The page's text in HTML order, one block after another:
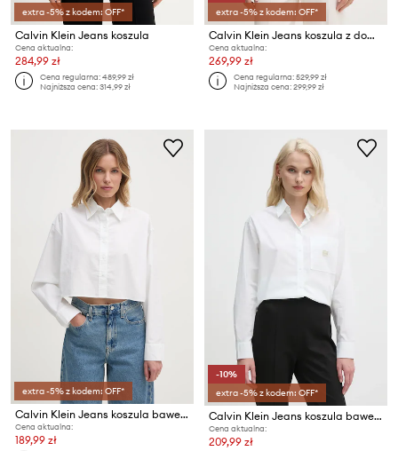
extra -5% z kodem: OFF*
Calvin Klein Jeans koszula
Cena aktualna:
284,99 zł
Cena regularna:489,99 zł
Najniższa cena:314,99 zł
extra -5% z kodem: OFF*
Calvin Klein Jeans koszula z domieszką lnu
Cena aktualna:
269,99 zł
Cena regularna:529,99 zł
Najniższa cena:299,99 zł
extra -5% z kodem: OFF*
Calvin Klein Jeans koszula bawełniana
Cena aktualna:
189,99 zł
-10%
extra -5% z kodem: OFF*
Calvin Klein Jeans koszula bawełniana
Cena aktualna:
209,99 zł